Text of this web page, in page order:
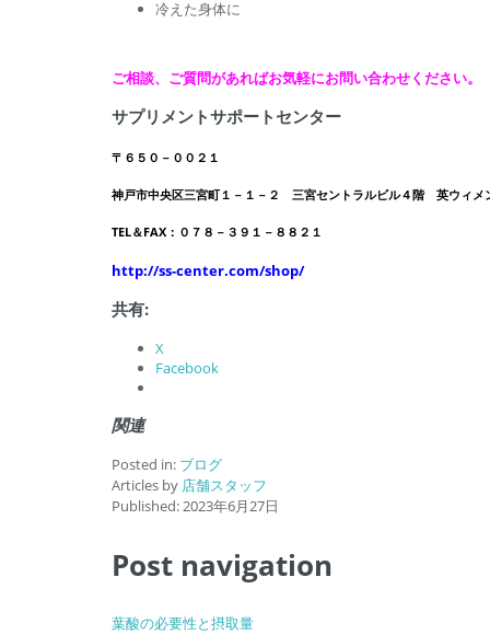
冷えた身体に
ご相談、ご質問があればお気軽にお問い合わせください。
サプリメントサポートセンター
〒６５０－００２１
神戸市中央区三宮町１－１－２ 三宮セントラルビル４階 英ウィメ
TEL＆FAX：０７８－３９１－８８２１
http://ss-center.com/shop/
共有:
X
Facebook
関連
Posted in: ブログ
Articles by 店舗スタッフ
Published:2023年6月27日
Post navigation
葉酸の必要性と摂取量